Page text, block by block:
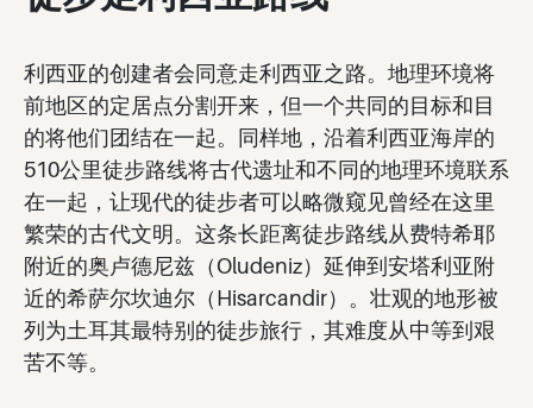
利西亚的创建者会同意走利西亚之路。地理环境将
前地区的定居点分割开来，但一个共同的目标和目
的将他们团结在一起。同样地，沿着利西亚海岸的
510公里徒步路线将古代遗址和不同的地理环境联系
在一起，让现代的徒步者可以略微窥见曾经在这里
繁荣的古代文明。这条长距离徒步路线从费特希耶
附近的奥卢德尼兹（Oludeniz）延伸到安塔利亚附
近的希萨尔坎迪尔（Hisarcandir）。壮观的地形被
列为土耳其最特别的徒步旅行，其难度从中等到艰
苦不等。